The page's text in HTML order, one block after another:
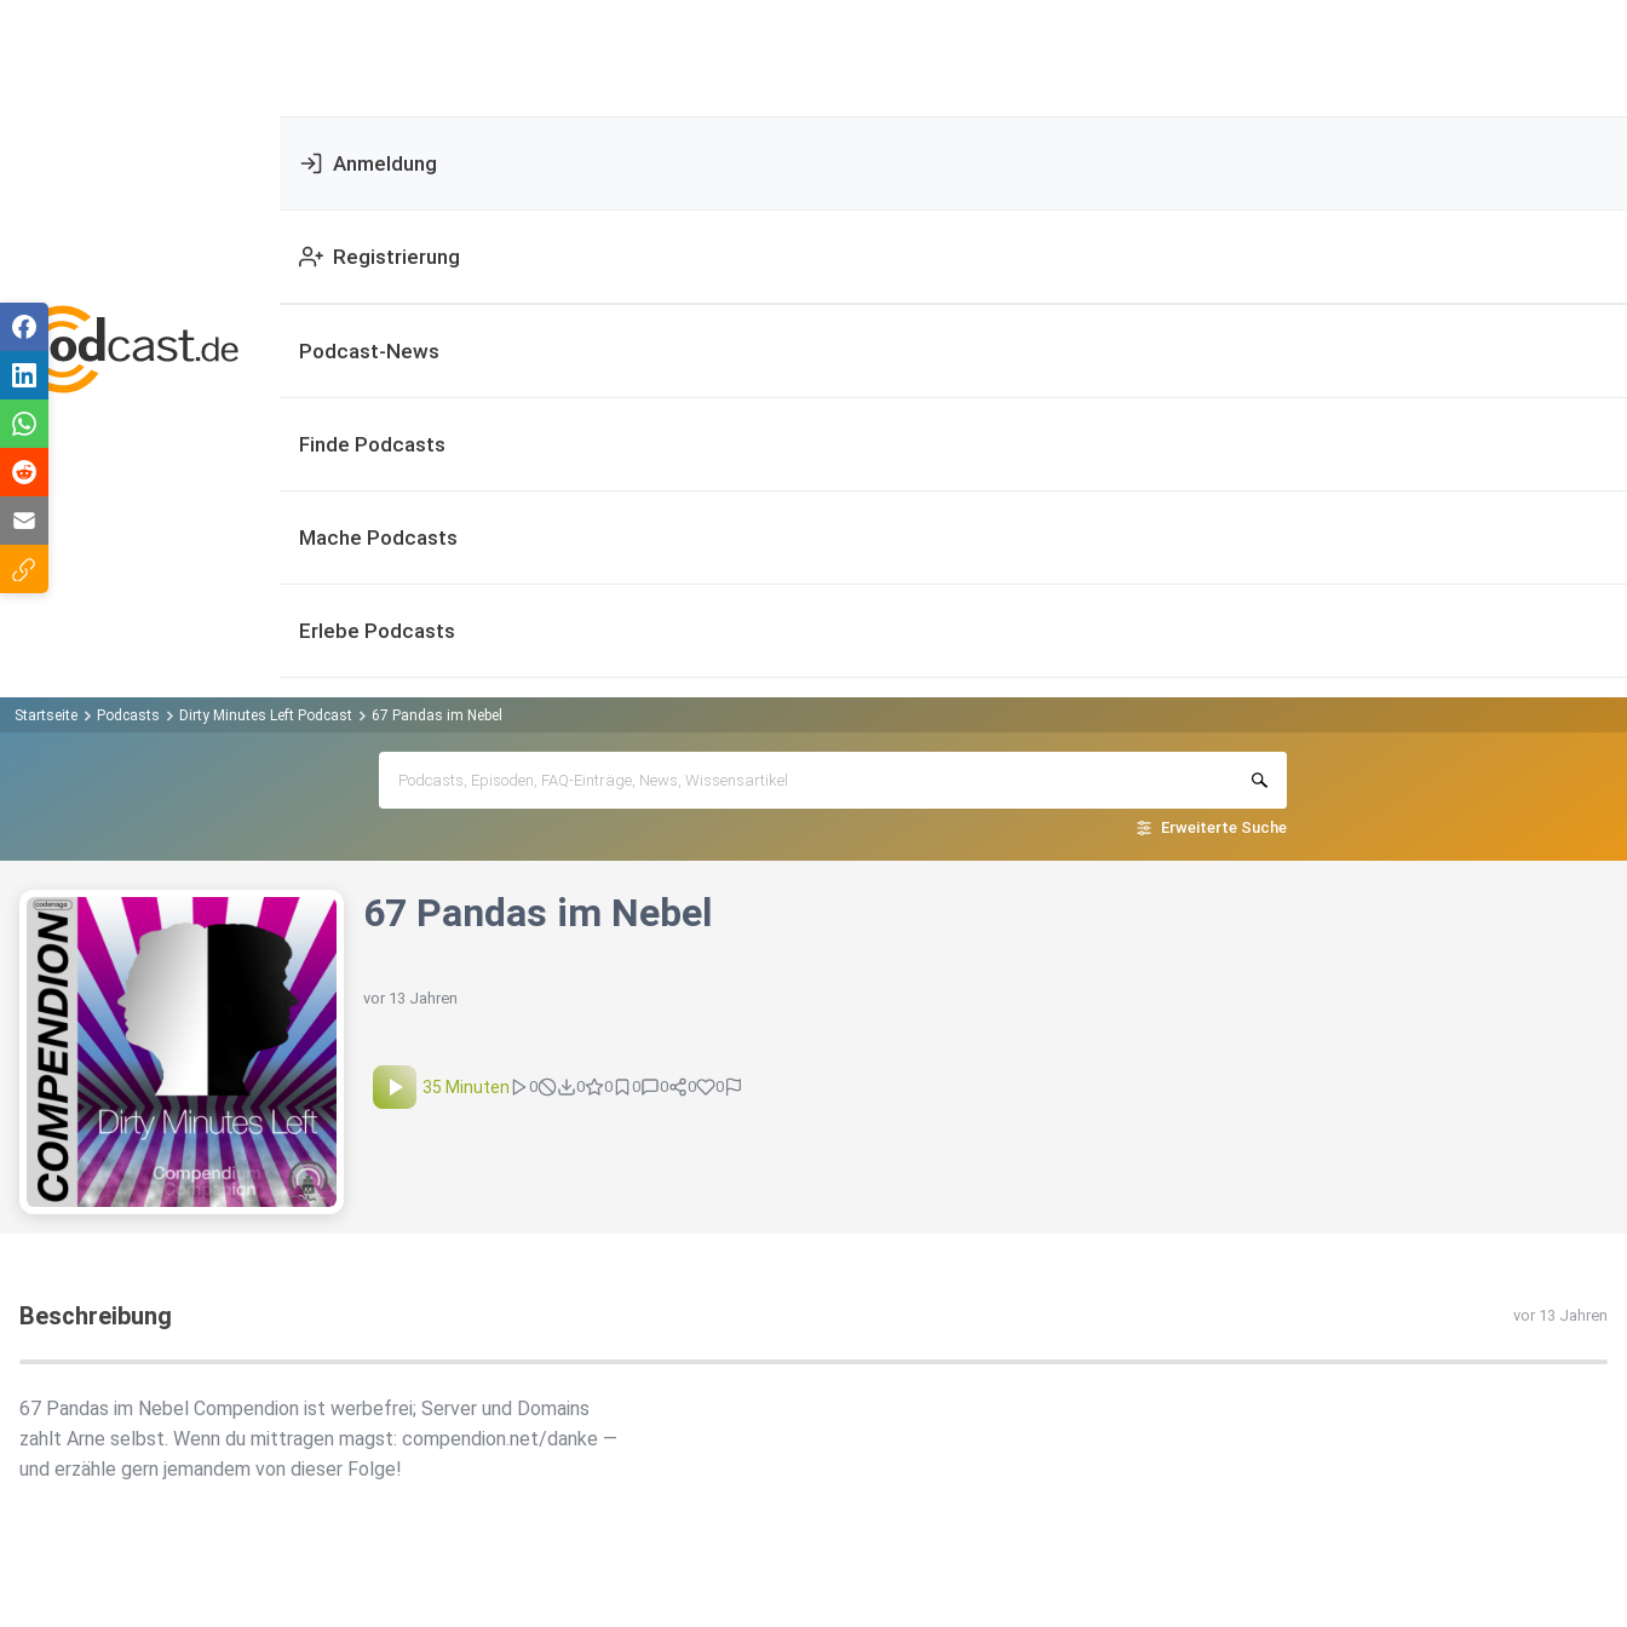
Anmeldung
Registrierung
Podcast-News
Finde Podcasts
Mache Podcasts
Erlebe Podcasts
Startseite Podcasts Dirty Minutes Left Podcast 67 Pandas im Nebel
Erweiterte Suche
67 Pandas im Nebel
vor 13 Jahren
35 Minuten 0 0 0 0 0 0 0
Beschreibung vor 13 Jahren
67 Pandas im Nebel Compendion ist werbefrei; Server und Domains
zahlt Arne selbst. Wenn du mittragen magst: compendion.net/danke —
und erzähle gern jemandem von dieser Folge!